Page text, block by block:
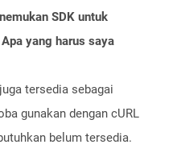
SDK untuk
yang harus saya
tersedia sebagai
gunakan dengan cURL
belum tersedia.